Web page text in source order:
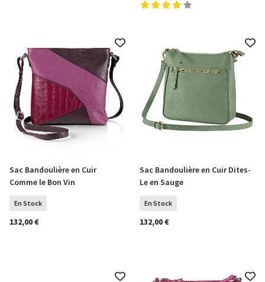
COMMANDER
Sac Bandoulière en Cuir
Comme le Bon Vin
En Stock
132,00 €
COMMANDER
Sac Bandoulière en Cuir Dites-
Le en Sauge
En Stock
132,00 €